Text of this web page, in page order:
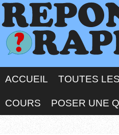
ACCUEIL TOUTES
COURS POSER UNE